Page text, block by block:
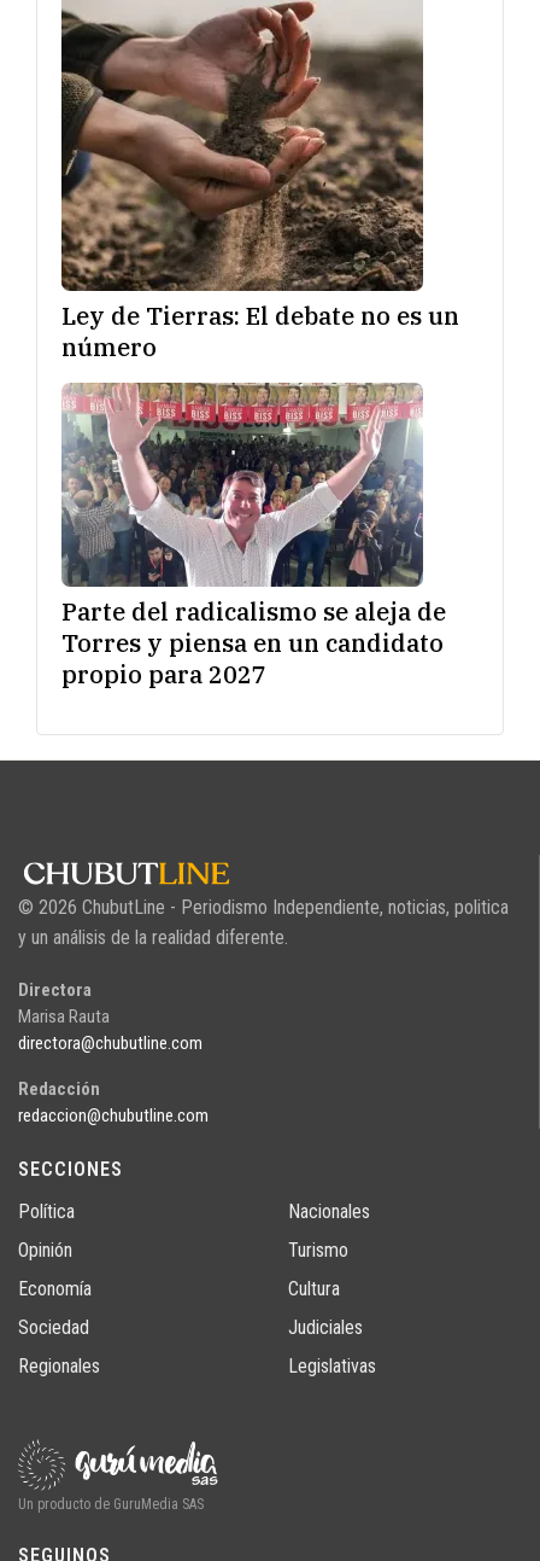
Ley de Tierras: El debate no es un
número
Parte del radicalismo se aleja de
Torres y piensa en un candidato
propio para 2027
© 2026 ChubutLine - Periodismo Independiente, noticias, politica
y un análisis de la realidad diferente.
Directora
Marisa Rauta
directora@chubutline.com
Redacción
redaccion@chubutline.com
SECCIONES
Política
Opinión
Economía
Sociedad
Regionales
Nacionales
Turismo
Cultura
Judiciales
Legislativas
Un producto de GuruMedia SAS
SEGUINOS